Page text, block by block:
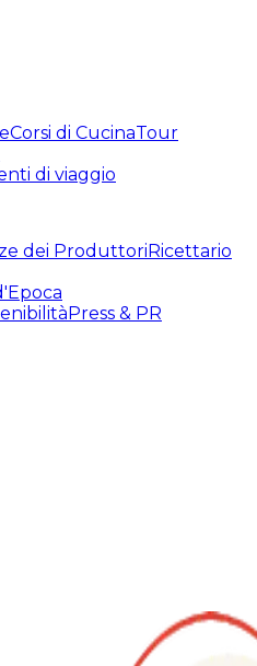
Corsi di CucinaTour
di viaggio
dei ProduttoriRicettario
Press & PR
Esperienze